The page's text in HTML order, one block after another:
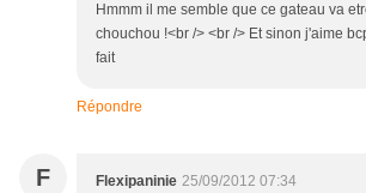
Hmmm il me semble que ce gateau va
chouchou !<br /> <br /> Et sinon j'aime
fait
Répondre
F Flexipaninie 25/09/2012 07:34